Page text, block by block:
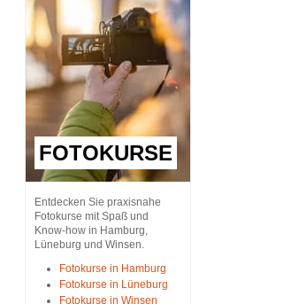
FOTOKURSE
Entdecken Sie praxisnahe
Fotokurse mit Spaß und
Know-how in Hamburg,
Lüneburg und Winsen.
Fotokurse in Hamburg
Fotokurse in Lüneburg
Fotokurse in Winsen